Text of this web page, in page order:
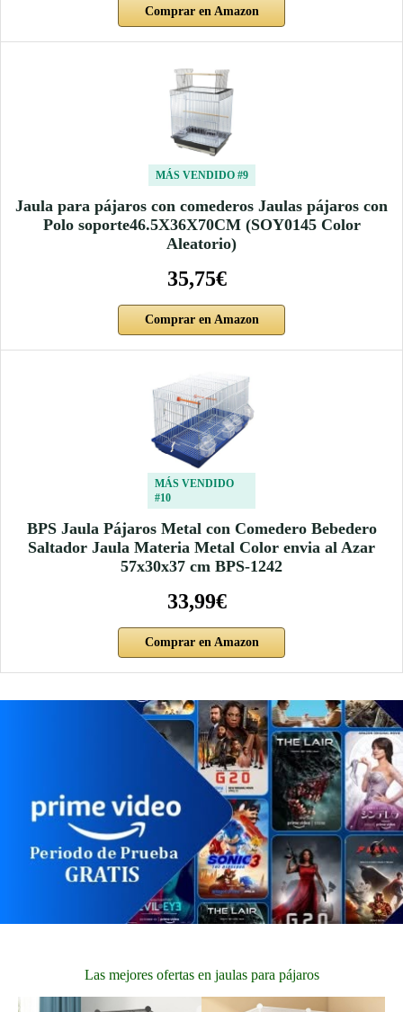
Comprar en Amazon
MÁS VENDIDO #9
Jaula para pájaros con comederos Jaulas pájaros con
Polo soporte46.5X36X70CM (SOY0145 Color
Aleatorio)
35,75€
Comprar en Amazon
MÁS VENDIDO
#10
BPS Jaula Pájaros Metal con Comedero Bebedero
Saltador Jaula Materia Metal Color envia al Azar
57x30x37 cm BPS-1242
33,99€
Comprar en Amazon
Las mejores ofertas en jaulas para pájaros